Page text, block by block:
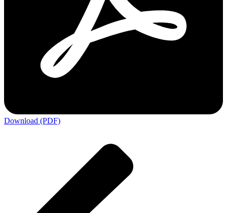
Download (PDF)